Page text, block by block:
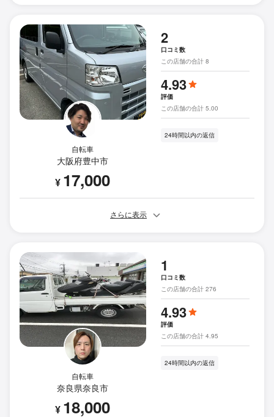
自転車
大阪府豊中市
¥ 17,000
2
口コミ数
この店舗の合計 8
4.93
評価
この店舗の合計 5.00
24時間以内の返信
さらに表示
自転車
奈良県奈良市
¥ 18,000
1
口コミ数
この店舗の合計 276
4.93
評価
この店舗の合計 4.95
24時間以内の返信